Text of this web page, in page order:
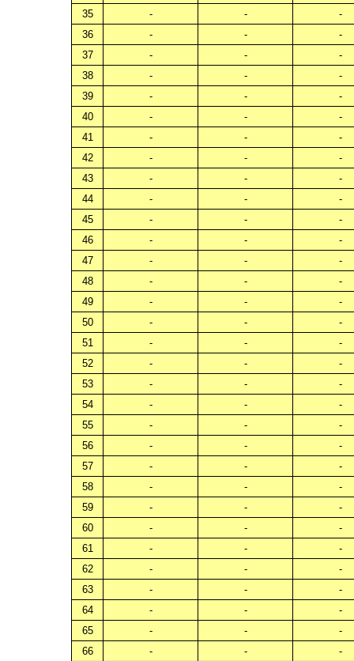
35
- -
-
36
- -
-
37
- -
-
38
- -
-
39
- -
-
40
- -
-
41
- -
-
42
- -
-
43
- -
-
44
- -
-
45
- -
-
46
- -
-
47
- -
-
48
- -
-
49
- -
-
50
- -
-
51
- -
-
52
- -
-
53
- -
-
54
- -
-
55
- -
-
56
- -
-
57
- -
-
58
- -
-
59
- -
-
60
- -
-
61
- -
-
62
- -
-
63
- -
-
64
- -
-
65
- -
-
66
- -
-